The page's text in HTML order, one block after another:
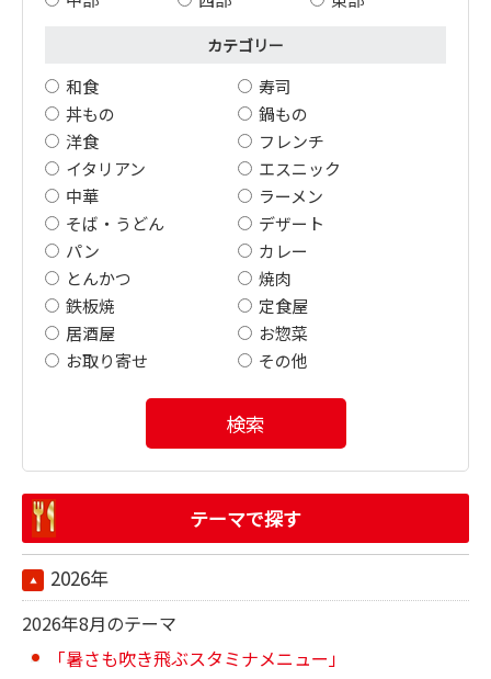
カテゴリー
和食
寿司
丼もの
鍋もの
洋食
フレンチ
イタリアン
エスニック
中華
ラーメン
そば・うどん
デザート
パン
カレー
とんかつ
焼肉
鉄板焼
定食屋
居酒屋
お惣菜
お取り寄せ
その他
検索
テーマで探す
2026年
2026年8月のテーマ
「暑さも吹き飛ぶスタミナメニュー」